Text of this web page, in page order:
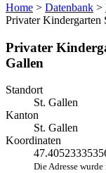
Home > Datenbank >
Privater Kindergarten
Privater
Gallen
Standort
St. Gallen
Kanton
St. Gallen
Koordinaten
Die Adresse